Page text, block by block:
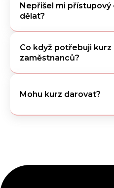
Nepřišel mi přístupový
dělat?
Co když potřebuji kurz
zaměstnanců?
Mohu kurz darovat?